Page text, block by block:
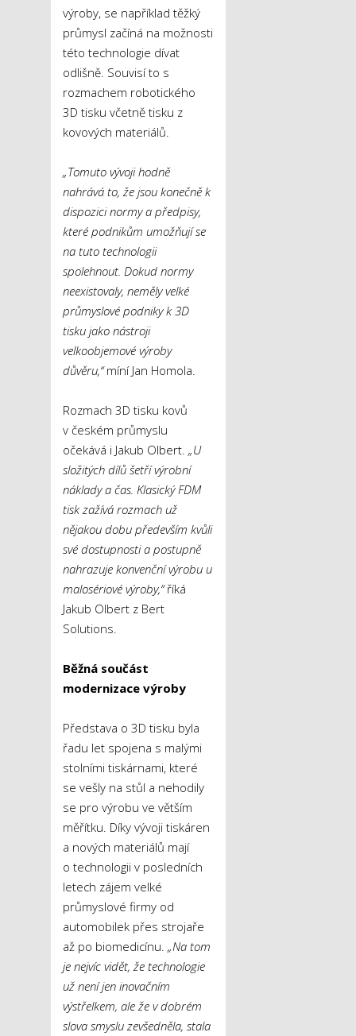
výroby, se například těžký
průmysl začíná na možnosti
této technologie dívat
odlišně. Souvisí to s
rozmachem robotického
3D tisku včetně tisku z
kovových materiálů.
„Tomuto vývoji hodně
nahrává to, že jsou konečně k
dispozici normy a předpisy,
které podnikům umožňují se
na tuto technologii
spolehnout. Dokud normy
neexistovaly, neměly velké
průmyslové podniky k 3D
tisku jako nástroji
velkoobjemové výroby
důvěru,“míní Jan Homola.
Rozmach 3D tisku kovů
v českém průmyslu
očekává i Jakub Olbert. „U
složitých dílů šetří výrobní
náklady a čas. Klasický FDM
tisk zažívá rozmach už
nějakou dobu především kvůli
své dostupnosti a postupně
nahrazuje konvenční výrobu u
malosériové výroby,“říká
Jakub Olbert z Bert
Solutions.
Běžná součást
modernizace výroby
Představa o 3D tisku byla
řadu let spojena s malými
stolními tiskárnami, které
se vešly na stůl a nehodily
se pro výrobu ve větším
měřítku. Díky vývoji tiskáren
a nových materiálů mají
o technologii v posledních
letech zájem velké
průmyslové firmy od
automobilek přes strojaře
až po biomedicínu. „Na tom
je nejvíc vidět, že technologie
už není jen inovačním
výstřelkem, ale že v dobrém
slova smyslu zevšedněla, stala